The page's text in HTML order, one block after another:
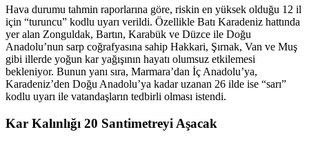
Hava durumu tahmin raporlarına göre, riskin en yüksek olduğu 12 il
için “turuncu” kodlu uyarı verildi. Özellikle Batı Karadeniz hattında
yer alan Zonguldak, Bartın, Karabük ve Düzce ile Doğu
Anadolu’nun sarp coğrafyasına sahip Hakkari, Şırnak, Van ve Muş
gibi illerde yoğun kar yağışının hayatı olumsuz etkilemesi
bekleniyor. Bunun yanı sıra, Marmara’dan İç Anadolu’ya,
Karadeniz’den Doğu Anadolu’ya kadar uzanan 26 ilde ise “sarı”
kodlu uyarı ile vatandaşların tedbirli olması istendi.
Kar Kalınlığı 20 Santimetreyi Aşacak